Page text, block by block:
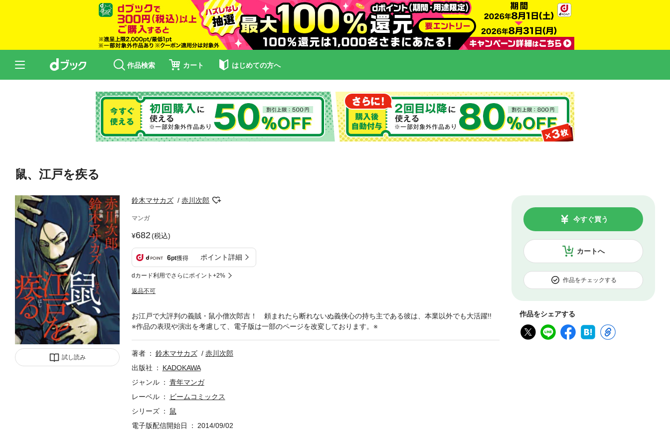
作品検索 カート はじめての方へ
鼠、江戸を疾る
試し読み
鈴木マサカズ 赤川次郎
マンガ
682(税込)
6pt獲得 ポイント詳細
dカード利用でさらにポイント+2%
返品不可
カートへ
今すぐ買う
作品をチェックする
作品をシェアする
お江戸で大評判の義賊・鼠小僧次郎吉！ 頼まれたら断れないぬ義侠心の持ち主である彼は、本業以外でも大活躍!!
※作品の表現や演出を考慮して、電子版は一部のページを改変しております。※
著者 鈴木マサカズ
赤川次郎
出版社
KADOKAWA
ジャンル
青年マンガ
レーベル
ビームコミックス
シリーズ
鼠
電子版配信開始日
2014/09/02